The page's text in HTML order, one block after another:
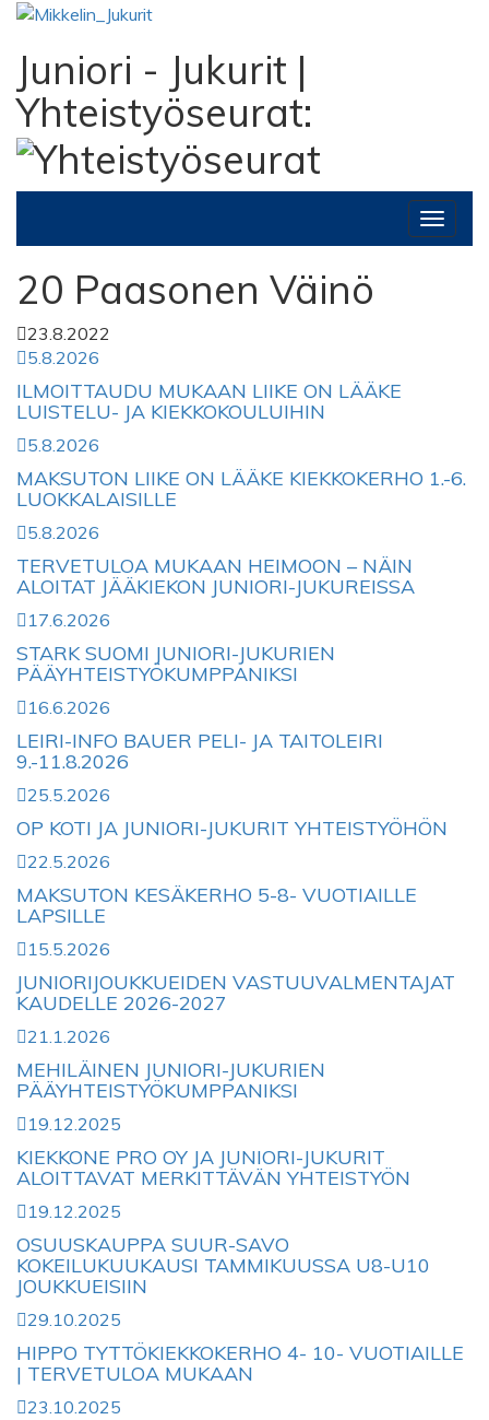
Juniori - Jukurit |
Yhteistyöseurat:
Toggle
20 Paasonen Väinö
23.8.2022
5.8.2026
ILMOITTAUDU MUKAAN LIIKE ON LÄÄKE
LUISTELU- JA KIEKKOKOULUIHIN
5.8.2026
MAKSUTON LIIKE ON LÄÄKE KIEKKOKERHO 1.-6.
LUOKKALAISILLE
5.8.2026
TERVETULOA MUKAAN HEIMOON – NÄIN
ALOITAT JÄÄKIEKON JUNIORI-JUKUREISSA
17.6.2026
STARK SUOMI JUNIORI-JUKURIEN
PÄÄYHTEISTYÖKUMPPANIKSI
16.6.2026
LEIRI-INFO BAUER PELI- JA TAITOLEIRI
9.-11.8.2026
25.5.2026
OP KOTI JA JUNIORI-JUKURIT YHTEISTYÖHÖN
22.5.2026
MAKSUTON KESÄKERHO 5-8- VUOTIAILLE
LAPSILLE
15.5.2026
JUNIORIJOUKKUEIDEN VASTUUVALMENTAJAT
KAUDELLE 2026-2027
21.1.2026
MEHILÄINEN JUNIORI-JUKURIEN
PÄÄYHTEISTYÖKUMPPANIKSI
19.12.2025
KIEKKONE PRO OY JA JUNIORI-JUKURIT
ALOITTAVAT MERKITTÄVÄN YHTEISTYÖN
19.12.2025
OSUUSKAUPPA SUUR-SAVO
KOKEILUKUUKAUSI TAMMIKUUSSA U8-U10
JOUKKUEISIIN
29.10.2025
HIPPO TYTTÖKIEKKOKERHO 4- 10- VUOTIAILLE
| TERVETULOA MUKAAN
23.10.2025